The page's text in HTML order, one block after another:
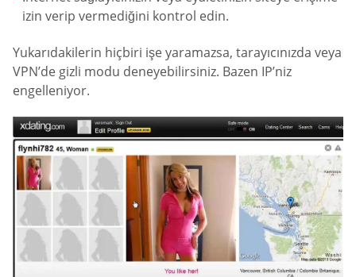
izin verip vermediğini kontrol edin.
Yukarıdakilerin hiçbiri işe yaramazsa, tarayıcınızda veya
VPN’de gizli modu deneyebilirsiniz. Bazen IP’niz
engelleniyor.